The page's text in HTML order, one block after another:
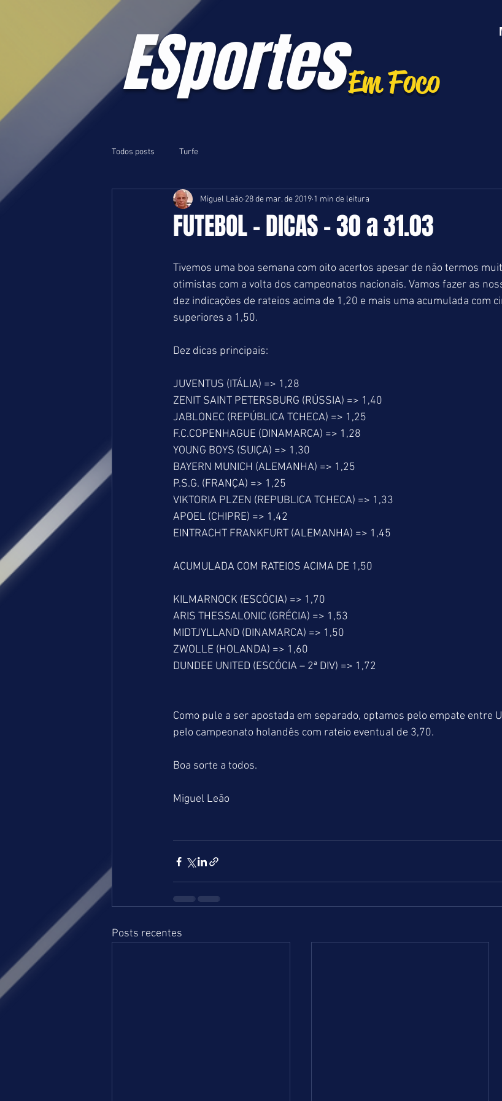
ESportesEm Foco
Todos posts Turfe
FUTEBOL - DICAS - 30 a 31.03
Miguel Leão 28 de mar. de 2019 1 min de leitura
Tivemos uma boa semana com oito acertos apesar de não termos
otimistas com a volta dos campeonatos nacionais. Vamos fazer as
dez indicações de rateios acima de 1,20 e mais uma acumulada com
superiores a 1,50.
Dez dicas principais:
JUVENTUS (ITÁLIA) => 1,28
ZENIT SAINT PETERSBURG (RÚSSIA) => 1,40
JABLONEC (REPÚBLICA TCHECA) => 1,25
F.C.COPENHAGUE (DINAMARCA) => 1,28
YOUNG BOYS (SUIÇA) => 1,30
BAYERN MUNICH (ALEMANHA) => 1,25
P.S.G. (FRANÇA) => 1,25
VIKTORIA PLZEN (REPUBLICA TCHECA) => 1,33
APOEL (CHIPRE) => 1,42
EINTRACHT FRANKFURT (ALEMANHA) => 1,45
ACUMULADA COM RATEIOS ACIMA DE 1,50
KILMARNOCK (ESCÓCIA) => 1,70
ARIS THESSALONIC (GRÉCIA) => 1,53
MIDTJYLLAND (DINAMARCA) => 1,50
ZWOLLE (HOLANDA) => 1,60
DUNDEE UNITED (ESCÓCIA – 2ª DIV) => 1,72
Como pule a ser apostada em separado, optamos pelo empate entre
pelo campeonato holandês com rateio eventual de 3,70.
Boa sorte a todos.
Miguel Leão
Posts recentes